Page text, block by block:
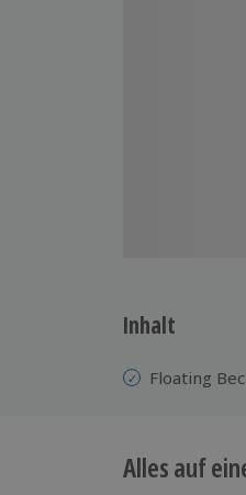
Inhalt
Floating
Alles auf